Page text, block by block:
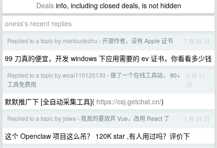
Dealsinfo, including closed deals, is not hidden
oness's recent replies
Replied to a topic by manbudezhu › 开源作者，没有 Apple 证书 7 月 25 日
99 刀真的便宜，开发 windows 下应用需要的 ev 证书，你看看多少钱
Replied to a topic by woai110120130 › 做了一个在线工具站， 90+
工具免费用
3 月 11
日
默默推广下 [全自动采集工具]( https://csj.getchat.cn/)
Replied to a topic by jsiwa › 我真的要放弃 Vue，改用 React 了 1 月 31 日
这个 Openclaw 项目这么吊？ 120K star ,有人用过吗？评价下